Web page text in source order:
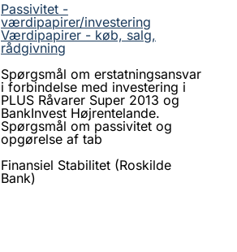
Passivitet -
værdipapirer/investering
Værdipapirer - køb, salg,
rådgivning
Spørgsmål om erstatningsansvar
i forbindelse med investering i
PLUS Råvarer Super 2013 og
BankInvest Højrentelande.
Spørgsmål om passivitet og
opgørelse af tab
Finansiel Stabilitet (Roskilde
Bank)